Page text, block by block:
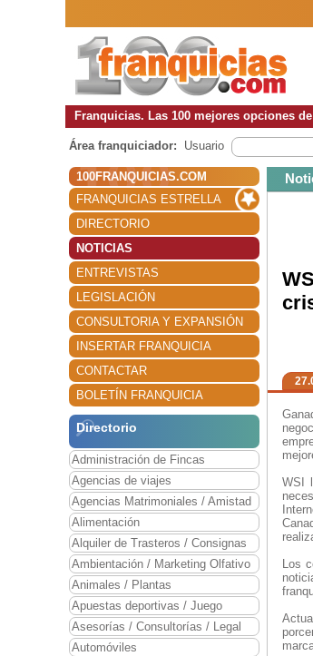
Franquicias. Las 100 mejores opciones
Área franquiciador: Usuario
100FRANQUICIAS.COM
FRANQUICIAS ESTRELLA
DIRECTORIO
NOTICIAS
ENTREVISTAS
LEGISLACIÓN
CONSULTORIA Y EXPANSIÓN
INSERTAR FRANQUICIA
CONTACTAR
BOLETÍN FRANQUICIA
Directorio
Administración de Fincas
Agencias de viajes
Agencias Matrimoniales / Amistad
Alimentación
Alquiler de Trasteros / Consignas
Ambientación / Marketing Olfativo
Animales / Plantas
Apuestas deportivas / Juego
Asesorías / Consultorías / Legal
Automóviles
WSI
Los